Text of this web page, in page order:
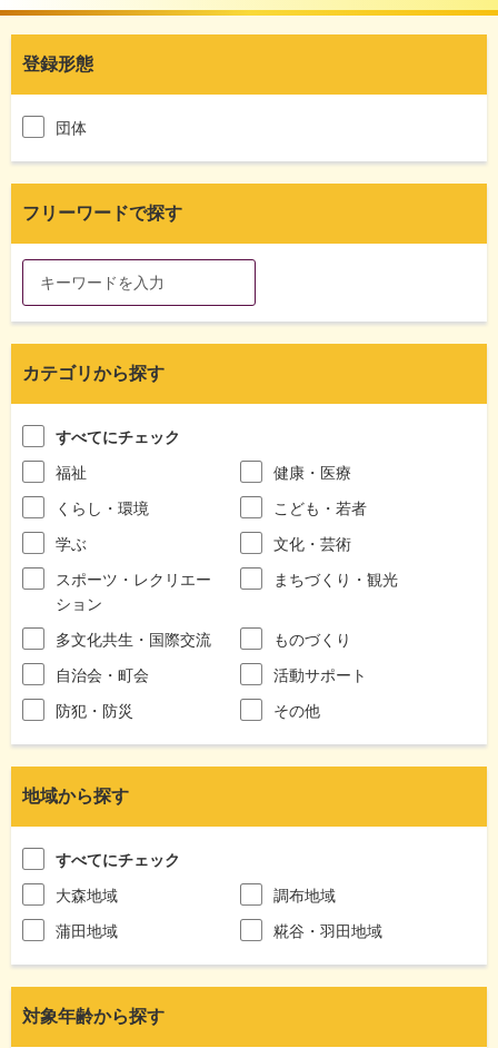
登録形態
団体
フリーワードで探す
カテゴリから探す
すべてにチェック
福祉
健康・医療
くらし・環境
こども・若者
学ぶ
文化・芸術
スポーツ・レクリエー
ション
まちづくり・観光
多文化共生・国際交流
ものづくり
自治会・町会
活動サポート
防犯・防災
その他
地域から探す
すべてにチェック
大森地域
調布地域
蒲田地域
糀谷・羽田地域
対象年齢から探す